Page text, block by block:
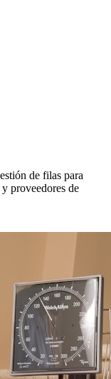
de filas para
proveedores de